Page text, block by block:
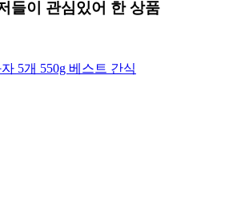
들이 관심있어 한 상품
5개 550g 베스트 간식